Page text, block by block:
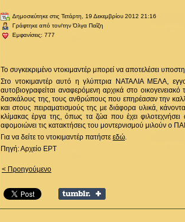
Δημοσιεύτηκε στις Τετάρτη, 19 Δεκεμβρίου 2012 21:16
Γράφτηκε από τον/την Όλγα Παΐζη
Εμφανίσεις: 777
Το συγκεκριμένο ντοκιμαντέρ μπορεί να αποτελέσει
Στο ντοκιμαντέρ αυτό η γλύπτρια ΝΑΤΑΛΙΑ ΜΕΛΑ,
αυτοβιογραφείται αναφερόμενη αρχικά στο
δασκάλους της, τους ανθρώπους που επηρέασαν την
και στους πειραματισμούς της με διάφορα υλικά,
κλίμακας έργα της, όπως τα ζώα που έχει
αφομοιώνει τις κατακτήσεις του μοντερνισμού
Για να δείτε το ντοκιμαντέρ πατήστε εδώ.
Πηγή: Αρχείο ΕΡΤ
< Προηγούμενο